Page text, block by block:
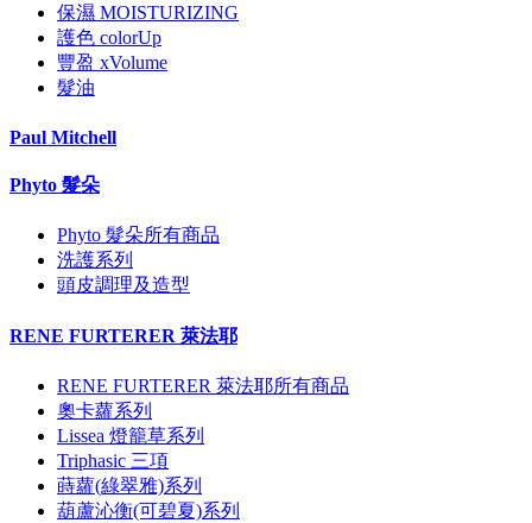
保濕 MOISTURIZING
護色 colorUp
豐盈 xVolume
髮油
Paul Mitchell
Phyto 髮朵
Phyto 髮朵所有商品
洗護系列
頭皮調理及造型
RENE FURTERER 萊法耶
RENE FURTERER 萊法耶所有商品
奧卡蘿系列
Lissea 燈籠草系列
Triphasic 三項
蒔蘿(綠翠雅)系列
葫蘆沁衡(可碧夏)系列